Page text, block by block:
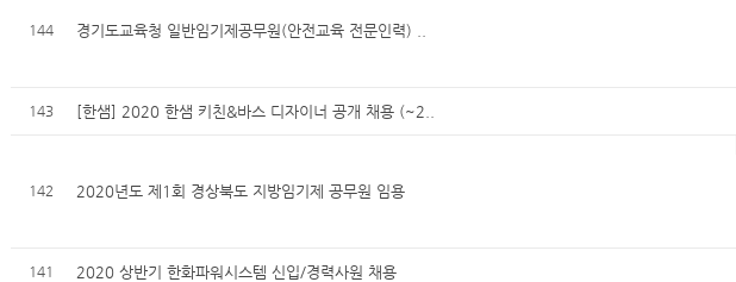
144 경기도교육청 일반임기제공무원(안전교육 전문인력) ..
143 [한샘] 2020 한샘 키친&바스 디자이너 공개 채용 (~2..
142 2020년도 제1회 경상북도 지방임기제 공무원 임용
141 2020 상반기 한화파워시스템 신입/경력사원 채용